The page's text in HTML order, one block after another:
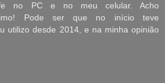
no PC e no meu celular. Acho
Pode ser que no início teve
utilizo desde 2014, e na minha opinião